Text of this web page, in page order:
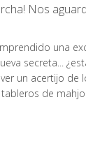
Nos
una
secreta...
un acertijo de
tableros de